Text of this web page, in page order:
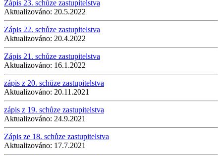
Zápis 23. schůze zastupitelstva
Aktualizováno: 20.5.2022
Zápis 22. schůze zastupitelstva
Aktualizováno: 20.4.2022
Zápis 21. schůze zastupitelstva
Aktualizováno: 16.1.2022
zápis z 20. schůze zastupitelstva
Aktualizováno: 20.11.2021
zápis z 19. schůze zastupitelstva
Aktualizováno: 24.9.2021
Zápis ze 18. schůze zastupitelstva
Aktualizováno: 17.7.2021